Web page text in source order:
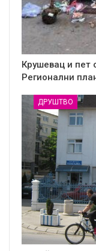
Крушевац и пет
Регионални
ДРУШТВО